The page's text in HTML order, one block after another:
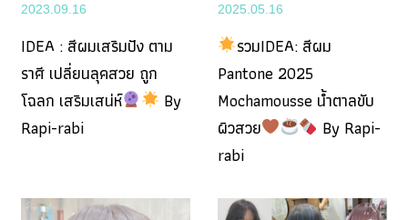
2023.09.16
IDEA : สีผมเสริมปัง ตาม
ราศี เปลี่ยนลุคสวย ถูก
โฉลก เสริมเสน่ห์
By
Rapi-rabi
2025.05.16
รวมIDEA: สีผม
Pantone 2025
Mochamousse น้ำตาลขับ
ผิวสวย
By Rapi-
rabi